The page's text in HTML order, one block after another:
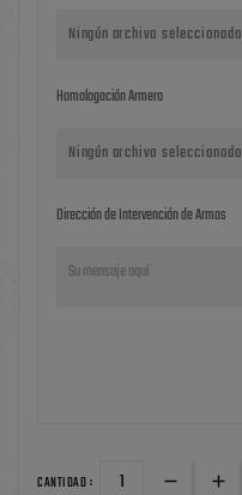
Ningún archivo seleccionado
Homologación Armero
Ningún archivo seleccionado
Dirección de Intervención de Armas
CANTIDAD :